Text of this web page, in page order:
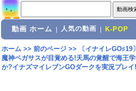
動画 ホーム 人気の動画 K-POP
ホーム>> 前のページ>>
〔イナイレ
魔神ペガサスが目覚める!天馬の覚醒で海王
か?イナズマイレブンGOダークを実況プレイ!